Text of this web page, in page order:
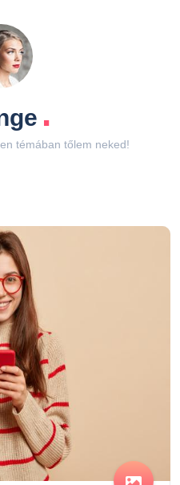
.
témában tőlem neked!